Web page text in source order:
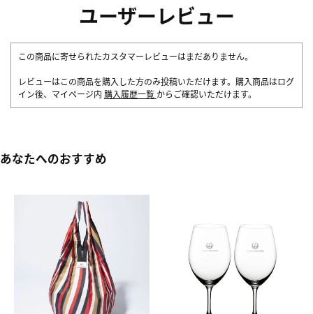
ユーザーレビュー
この商品に寄せられたカスタマーレビューはまだありません。
レビューはこの商品を購入した方のみ投稿いただけます。購入商品はログ
イン後、マイページ内 購入履歴一覧 からご確認いただけます。
あなたへのおすすめ